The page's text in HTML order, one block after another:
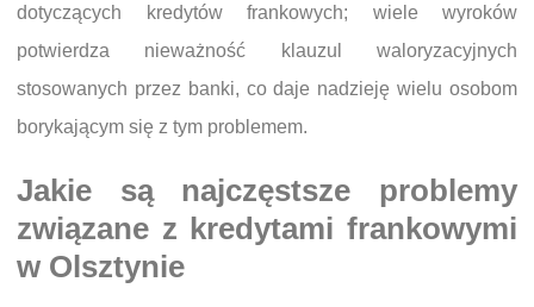
dotyczących kredytów frankowych; wiele wyroków
potwierdza nieważność klauzul waloryzacyjnych
stosowanych przez banki, co daje nadzieję wielu osobom
borykającym się z tym problemem.
Jakie są najczęstsze problemy
związane z kredytami frankowymi
w Olsztynie